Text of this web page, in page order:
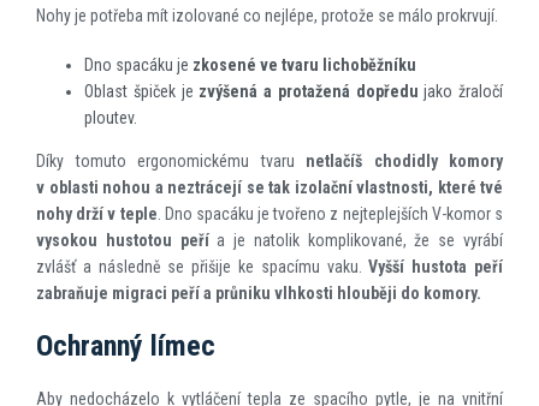
Nohy je potřeba mít izolované co nejlépe, protože se málo prokrvují.
Dno spacáku je zkosené ve tvaru lichoběžníku
Oblast špiček je zvýšená a protažená dopředu jako žraločí
ploutev.
Díky tomuto ergonomickému tvaru netlačíš chodidly komory
v oblasti nohou a neztrácejí se tak izolační vlastnosti, které tvé
nohy drží v teple . Dno spacáku je tvořeno z nejteplejších V-komor s
vysokou hustotou peřía je natolik komplikované, že se vyrábí
zvlášť a následně se přišije ke spacímu vaku.Vyšší hustota peří
zabraňuje migraci peří a průniku vlhkosti hlouběji do komory.
Ochranný límec
Aby nedocházelo k vytláčení tepla ze spacího pytle, je na vnitřní